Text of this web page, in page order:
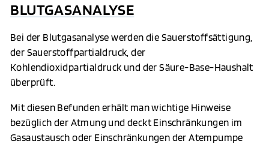
BLUTGASANALYSE
Bei der Blutgasanalyse werden die Sauerstoffsättigung,
der Sauerstoffpartialdruck, der
Kohlendioxidpartialdruck und der Säure-Base-Haushalt
überprüft.
Mit diesen Befunden erhält man wichtige Hinweise
bezüglich der Atmung und deckt Einschränkungen im
Gasaustausch oder Einschränkungen der Atempumpe